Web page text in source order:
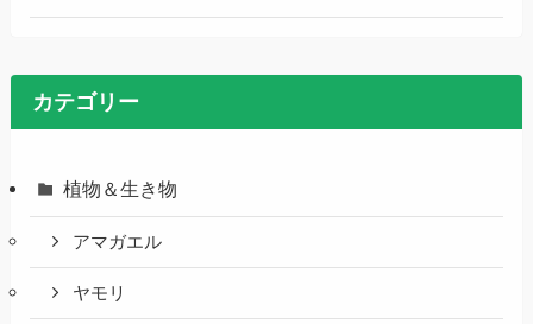
カテゴリー
植物＆生き物
アマガエル
ヤモリ